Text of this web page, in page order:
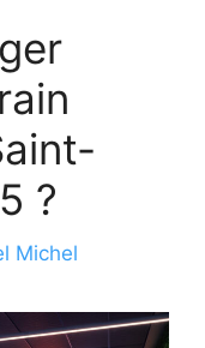
?
Michel